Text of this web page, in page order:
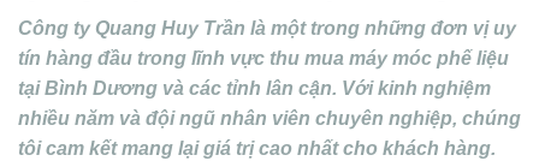
Công ty Quang Huy Trần là một trong những đơn vị uy
tín hàng đầu trong lĩnh vực thu mua máy móc phế liệu
tại Bình Dương và các tỉnh lân cận. Với kinh nghiệm
nhiều năm và đội ngũ nhân viên chuyên nghiệp, chúng
tôi cam kết mang lại giá trị cao nhất cho khách hàng.